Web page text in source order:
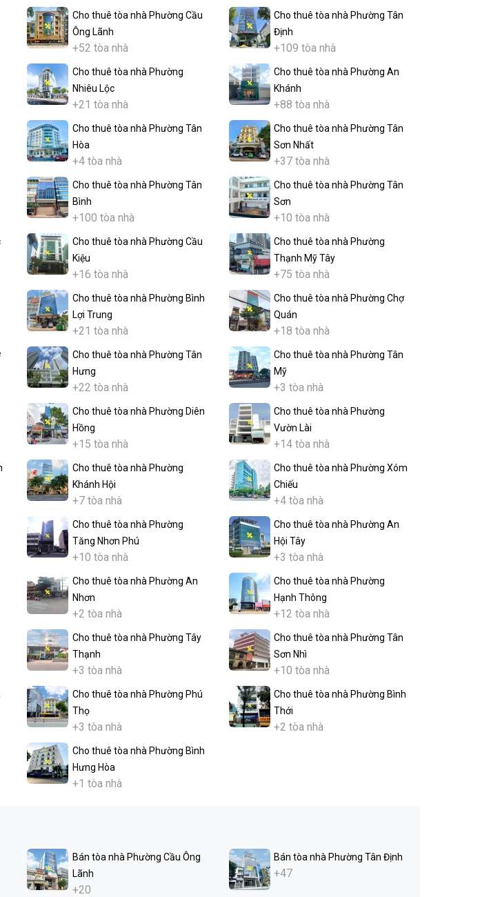
Cho thuê tòa nhà Phường Cầu
Ông Lãnh
+52 tòa nhà
Cho thuê tòa nhà Phường Tân
Định
+109 tòa nhà
Cho thuê tòa nhà Phường
Nhiêu Lộc
+21 tòa nhà
Cho thuê tòa nhà Phường An
Khánh
+88 tòa nhà
Cho thuê tòa nhà Phường Tân
Hòa
+4 tòa nhà
Cho thuê tòa nhà Phường Tân
Sơn Nhất
+37 tòa nhà
Cho thuê tòa nhà Phường Tân
Bình
+100 tòa nhà
Cho thuê tòa nhà Phường Tân
Sơn
+10 tòa nhà
Cho thuê tòa nhà Phường Cầu
Kiệu
+16 tòa nhà
Cho thuê tòa nhà Phường
Thạnh Mỹ Tây
+75 tòa nhà
Cho thuê tòa nhà Phường Bình
Lợi Trung
+21 tòa nhà
Cho thuê tòa nhà Phường Chợ
Quán
+18 tòa nhà
Cho thuê tòa nhà Phường Tân
Hưng
+22 tòa nhà
Cho thuê tòa nhà Phường Tân
Mỹ
+3 tòa nhà
Cho thuê tòa nhà Phường Diên
Hồng
+15 tòa nhà
Cho thuê tòa nhà Phường
Vườn Lài
+14 tòa nhà
Cho thuê tòa nhà Phường
Khánh Hội
+7 tòa nhà
Cho thuê tòa nhà Phường Xóm
Chiếu
+4 tòa nhà
Cho thuê tòa nhà Phường
Tăng Nhơn Phú
+10 tòa nhà
Cho thuê tòa nhà Phường An
Hội Tây
+3 tòa nhà
Cho thuê tòa nhà Phường An
Nhơn
+2 tòa nhà
Cho thuê tòa nhà Phường
Hạnh Thông
+12 tòa nhà
Cho thuê tòa nhà Phường Tây
Thạnh
+3 tòa nhà
Cho thuê tòa nhà Phường Tân
Sơn Nhì
+10 tòa nhà
Cho thuê tòa nhà Phường Phú
Thọ
+3 tòa nhà
Cho thuê tòa nhà Phường Bình
Thới
+2 tòa nhà
Cho thuê tòa nhà Phường Bình
Hưng Hòa
+1 tòa nhà
Bán tòa nhà Phường Cầu Ông
Lãnh
+20
Bán tòa nhà Phường Tân Định
+47